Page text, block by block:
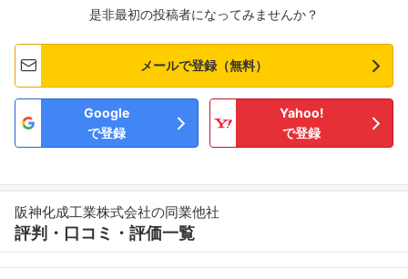
是非最初の投稿者になってみませんか？
メールで登録（無料）
Google
で登録
Yahoo!
で登録
阪神化成工業株式会社の同業他社
評判・口コミ・評価一覧